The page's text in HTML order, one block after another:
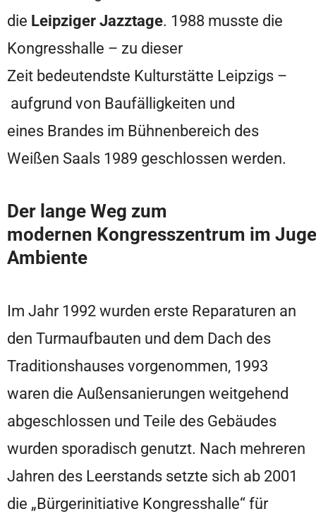
die Leipziger Jazztage. 1988 musste die
Kongresshalle – zu dieser
Zeit bedeutendste Kulturstätte Leipzigs –
aufgrund von Baufälligkeiten und
eines Brandes im Bühnenbereich des
Weißen Saals 1989 geschlossen werden.
Der lange Weg zum
modernen Kongresszentrum im
Ambiente
Im Jahr 1992 wurden erste Reparaturen an
den Turmaufbauten und dem Dach des
Traditionshauses vorgenommen, 1993
waren die Außensanierungen weitgehend
abgeschlossen und Teile des Gebäudes
wurden sporadisch genutzt. Nach mehreren
Jahren des Leerstands setzte sich ab 2001
die „Bürgerinitiative Kongresshalle“ für